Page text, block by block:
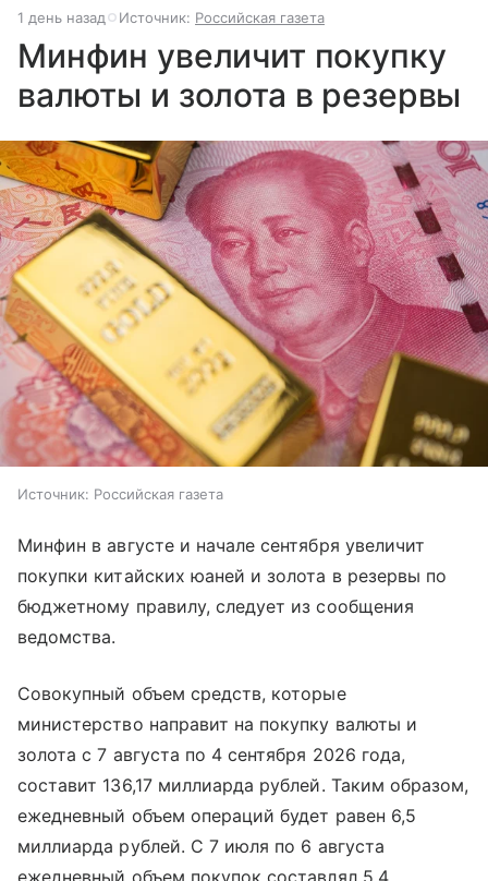
1 день назад Источник: Российская газета
Минфин увеличит покупку
валюты и золота в резервы
Источник: Российская газета
Минфин в августе и начале сентября увеличит
покупки китайских юаней и золота в резервы по
бюджетному правилу, следует из сообщения
ведомства.
Совокупный объем средств, которые
министерство направит на покупку валюты и
золота с 7 августа по 4 сентября 2026 года,
составит 136,17 миллиарда рублей. Таким образом,
ежедневный объем операций будет равен 6,5
миллиарда рублей. С 7 июля по 6 августа